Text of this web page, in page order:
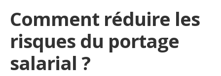
Comment réduire les
risques du portage
salarial ?